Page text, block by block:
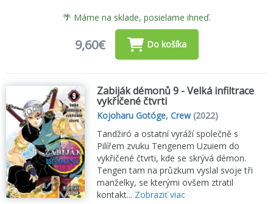
🌴 Máme na sklade, posielame ihneď.
9,60€ Do košíka
Zabiják démonů 9 - Velká infiltrace
vykřičené čtvrti
Kojoharu Gotóge,Crew(2022)
Tandžiró a ostatní vyráží společně s
Pilířem zvuku Tengenem Uzuiem do
vykřičené čtvrti, kde se skrývá démon.
Tengen tam na průzkum vyslal svoje tři
manželky, se kterými ovšem ztratil
kontakt... Zobraziť viac